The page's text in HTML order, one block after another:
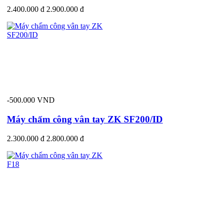
2.400.000 đ 2.900.000 đ
-500.000 VND
Máy chấm công vân tay ZK SF200/ID
2.300.000 đ 2.800.000 đ